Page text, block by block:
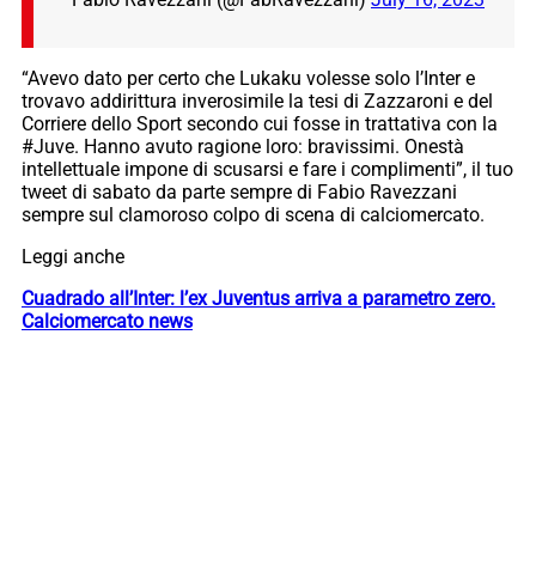
“Avevo dato per certo che Lukaku volesse solo l’Inter e
trovavo addirittura inverosimile la tesi di Zazzaroni e del
Corriere dello Sport secondo cui fosse in trattativa con la
#Juve. Hanno avuto ragione loro: bravissimi. Onestà
intellettuale impone di scusarsi e fare i complimenti”, il tuo
tweet di sabato da parte sempre di Fabio Ravezzani
sempre sul clamoroso colpo di scena di calciomercato.
Leggi anche
Cuadrado all’Inter: l’ex Juventus arriva a parametro zero.
Calciomercato news